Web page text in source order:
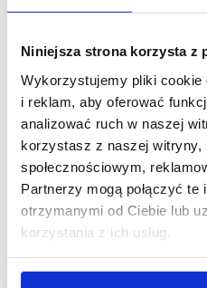
Niniejsza strona korzysta z
Wykorzystujemy pliki cookie
i reklam, aby oferować
analizować ruch w naszej
korzystasz z naszej witryny,
społecznościowym,
Partnerzy mogą połączyć
otrzymanymi od Ciebie lub
korzystania z ich usług.